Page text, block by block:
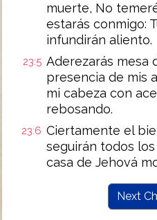
muerte, No
estarás conmigo:
infundirán aliento.
23:5 Aderezarás mesa
presencia de mis
mi cabeza con
rebosando.
23:6 Ciertamente el
seguirán todos los
casa de Jehová
Next